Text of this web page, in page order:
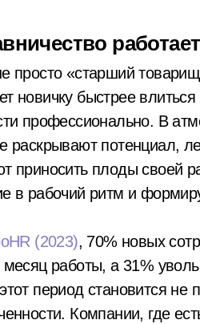
работает
просто «старший
новичку быстрее
профессионально. В
раскрывают потенциал,
приносить плоды своей
в рабочий ритм и
(2023), 70% новых
работы, а 31%
период становится
Компании, где